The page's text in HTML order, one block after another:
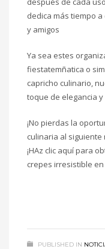
dedica más tiempo
y amigos
Ya sea estes
fiestatemñatica o
capricho culinario,
toque de elegancia
¡No pierdas la
culinaria al siguiente
¡HAz clic aquí para
crepes irresistible
PUBLISHED IN